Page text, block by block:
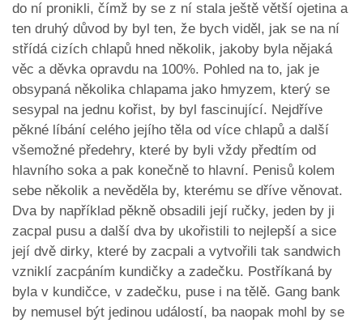
do ní pronikli, čímž by se z ní stala ještě větší ojetina a
ten druhý důvod by byl ten, že bych viděl, jak se na ní
střídá cizích chlapů hned několik, jakoby byla nějaká
věc a děvka opravdu na 100%. Pohled na to, jak je
obsypaná několika chlapama jako hmyzem, který se
sesypal na jednu kořist, by byl fascinující. Nejdříve
pěkné líbání celého jejího těla od více chlapů a další
všemožné předehry, které by byli vždy předtím od
hlavního soka a pak konečně to hlavní. Penisů kolem
sebe několik a nevěděla by, kterému se dříve věnovat.
Dva by například pěkně obsadili její ručky, jeden by ji
zacpal pusu a další dva by ukořistili to nejlepší a sice
její dvě dirky, které by zacpali a vytvořili tak sandwich
vzniklí zacpáním kundičky a zadečku. Postříkaná by
byla v kundičce, v zadečku, puse i na tělě. Gang bank
by nemusel být jedinou událostí, ba naopak mohl by se